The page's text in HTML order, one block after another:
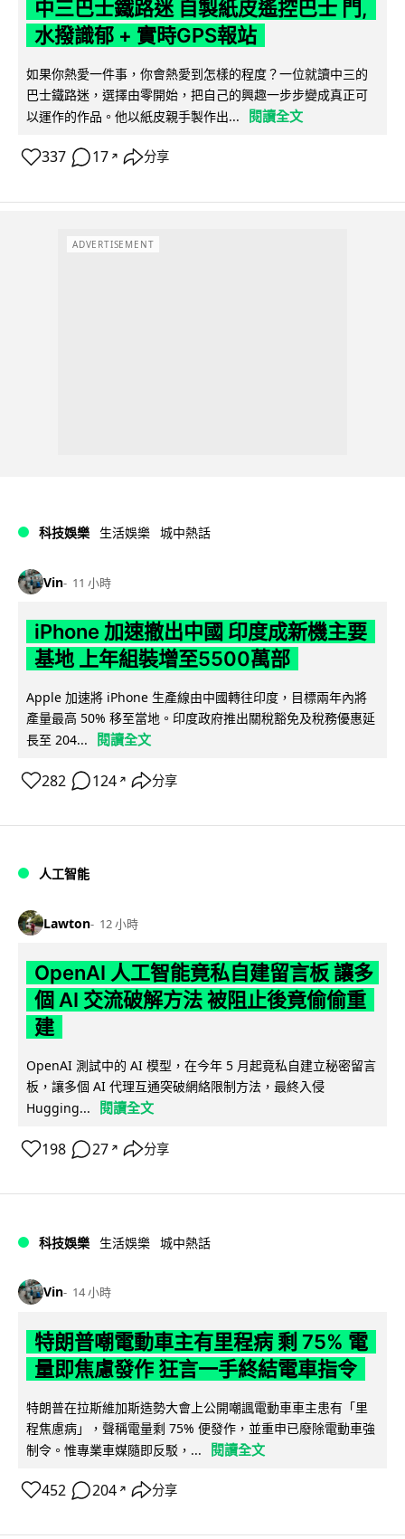
中三巴士鐵路迷 自製紙皮遙控巴士 門,
水撥識郁 + 實時GPS報站
如果你熱愛一件事，你會熱愛到怎樣的程度？一位就讀中三的
巴士鐵路迷，選擇由零開始，把自己的興趣一步步變成真正可
以運作的作品。他以紙皮親手製作出...
閱讀全文
337 17 ↗ 分享
ADVERTISEMENT
科技娛樂 生活娛樂 城中熱話
Vin 11 小時
iPhone 加速撤出中國 印度成新機主要
基地 上年組裝增至5500萬部
Apple 加速將 iPhone 生產線由中國轉往印度，目標兩年內將
產量最高 50% 移至當地。印度政府推出關稅豁免及稅務優惠延
長至 204...
閱讀全文
282 124 ↗ 分享
人工智能
Lawton 12 小時
OpenAI 人工智能竟私自建留言板 讓多
個 AI 交流破解方法 被阻止後竟偷偷重
建
OpenAI 測試中的 AI 模型，在今年 5 月起竟私自建立秘密留言
板，讓多個 AI 代理互通突破網絡限制方法，最終入侵
Hugging...
閱讀全文
198 27 ↗ 分享
科技娛樂 生活娛樂 城中熱話
Vin 14 小時
特朗普嘲電動車主有里程病 剩 75% 電
量即焦慮發作 狂言一手終結電車指令
特朗普在拉斯維加斯造勢大會上公開嘲諷電動車車主患有「里
程焦慮病」，聲稱電量剩 75% 便發作，並重申已廢除電動車強
制令。惟專業車媒隨即反駁，...
閱讀全文
452 204 ↗ 分享